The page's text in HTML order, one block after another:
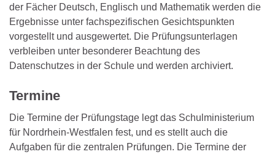
der Fächer Deutsch, Englisch und Mathematik werden die
Ergebnisse unter fachspezifischen Gesichtspunkten
vorgestellt und ausgewertet. Die Prüfungsunterlagen
verbleiben unter besonderer Beachtung des
Datenschutzes in der Schule und werden archiviert.
Termine
Die Termine der Prüfungstage legt das Schulministerium
für Nordrhein-Westfalen fest, und es stellt auch die
Aufgaben für die zentralen Prüfungen. Die Termine der